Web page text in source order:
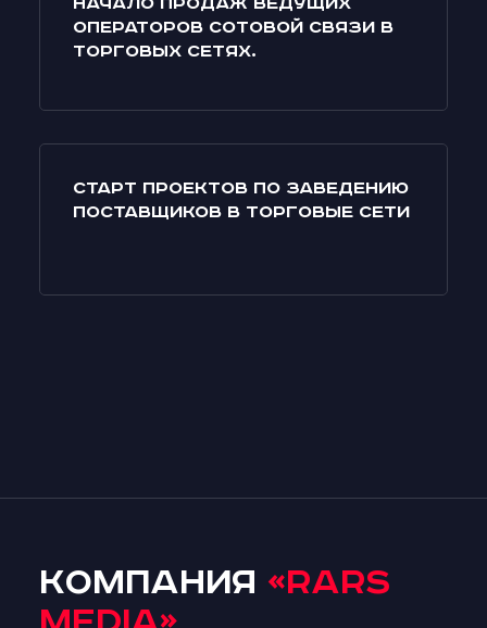
Старт проектов по заведению
поставщиков в торговые сети
операторов сотовой связи в
торговых сетях.
Компания «RARS